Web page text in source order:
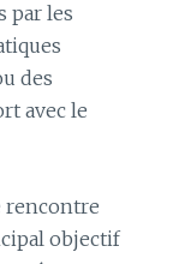
par les
des
avec le
rencontre
objectif